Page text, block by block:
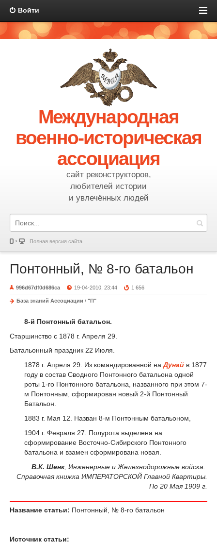
Войти
Международная
военно-историческая
ассоциация
сайт реконструкторов,
любителей истории
и увлечённых людей
Полная версия сайта
Понтонный, № 8-го батальон
996d67df0d686ca 19-04-2010, 23:44 1 656
База знаний Ассоциации / "П"
8-й Понтонный батальон.
Старшинство с 1878 г. Апреля 29.
Батальонный праздник 22 Июля.
1878 г. Апреля 29. Из командированной наДунай в 1877
году в состав Сводного Понтонного батальона одной
роты 1-го Понтонного батальона, названного при этом 7-
м Понтонным, сформирован новый 2-й Понтонный
Батальон.
1883 г. Мая 12. Назван 8-м Понтонным батальоном,
1904 г. Февраля 27. Полурота выделена на
сформирование Восточно-Сибирского Понтонного
батальона и взамен сформирована новая.
В.К. Шенк, Инженерные и Железнодорожные войска.
Справочная книжка ИМПЕРАТОРСКОЙ Главной Квартиры.
По 20 Мая 1909 г.
Название статьи: Понтонный, № 8-го батальон
Источник статьи: